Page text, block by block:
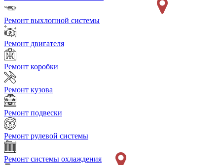
Ремонт выхлопной системы
Ремонт двигателя
Ремонт коробки
Ремонт кузова
Ремонт подвески
Ремонт рулевой системы
Ремонт системы охлаждения